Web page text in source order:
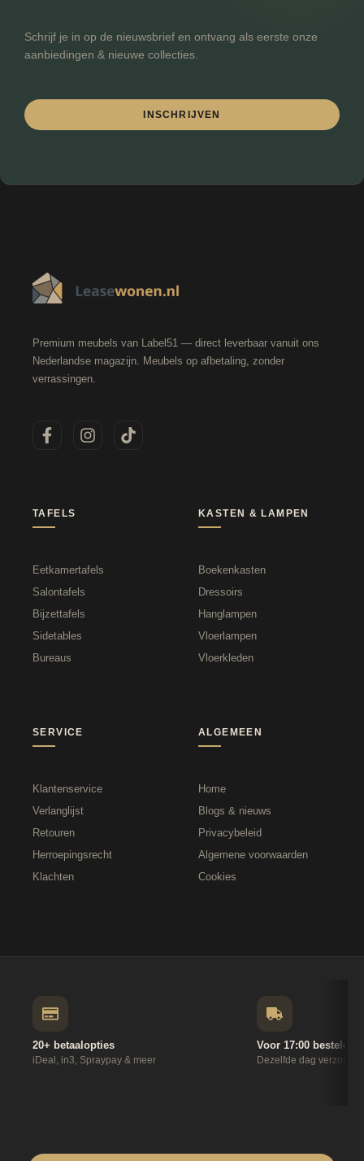
Schrijf je in op de nieuwsbrief en ontvang als eerste onze
aanbiedingen & nieuwe collecties.
INSCHRIJVEN
Premium meubels van Label51 — direct leverbaar vanuit ons
Nederlandse magazijn. Meubels op afbetaling, zonder
verrassingen.
TAFELS
Eetkamertafels
Salontafels
Bijzettafels
Sidetables
Bureaus
KASTEN & LAMPEN
Boekenkasten
Dressoirs
Hanglampen
Vloerlampen
Vloerkleden
SERVICE
Klantenservice
Verlanglijst
Retouren
Herroepingsrecht
Klachten
ALGEMEEN
Home
Blogs & nieuws
Privacybeleid
Algemene voorwaarden
Cookies
20+ betaalopties
iDeal, in3, Spraypay & meer
Voor 17:00 besteld
Dezelfde dag